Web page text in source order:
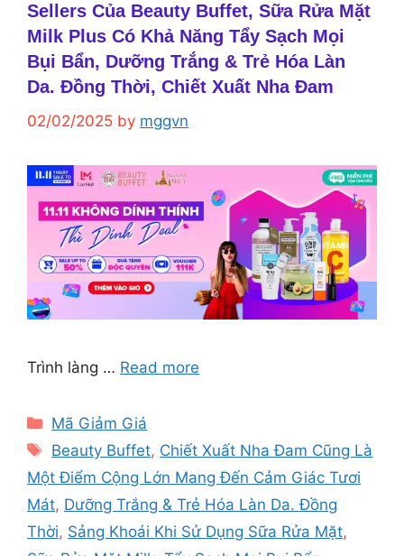
Sellers Của Beauty Buffet, Sữa Rửa Mặt
Milk Plus Có Khả Năng Tẩy Sạch Mọi
Bụi Bẩn, Dưỡng Trắng & Trẻ Hóa Làn
Da. Đồng Thời, Chiết Xuất Nha Đam
02/02/2025 by mggvn
Trình làng … Read more
Categories
Mã Giảm Giá
Tags
Beauty Buffet, Chiết Xuất Nha Đam Cũng Là
Một Điểm Cộng Lớn Mang Đến Cảm Giác Tươi
Mát, Dưỡng Trắng & Trẻ Hóa Làn Da. Đồng
Thời, Sảng Khoái Khi Sử Dụng Sữa Rửa Mặt,